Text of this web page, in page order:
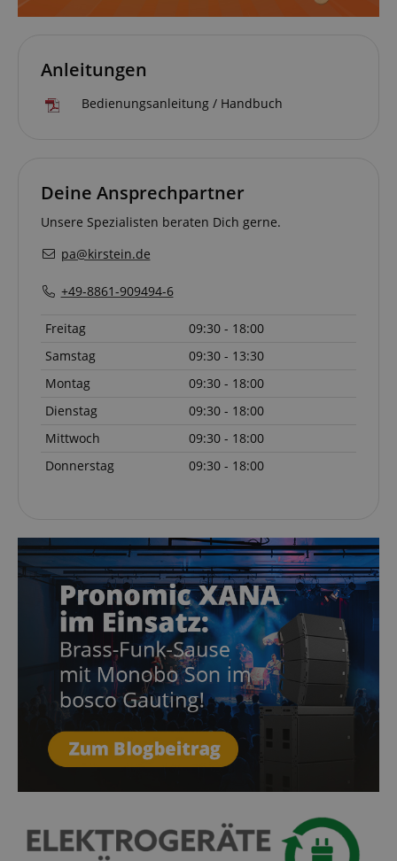
Anleitungen
Bedienungsanleitung / Handbuch
Deine Ansprechpartner
Unsere Spezialisten beraten Dich gerne.
pa@kirstein.de
+49-8861-909494-6
Freitag
09:30 - 18:00
Samstag
09:30 - 13:30
Montag
09:30 - 18:00
Dienstag
09:30 - 18:00
Mittwoch
09:30 - 18:00
Donnerstag
09:30 - 18:00